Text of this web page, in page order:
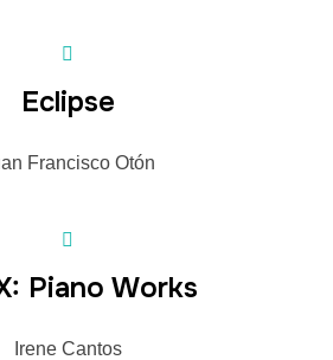
Eclipse
Francisco Otón
Piano Works
Irene Cantos